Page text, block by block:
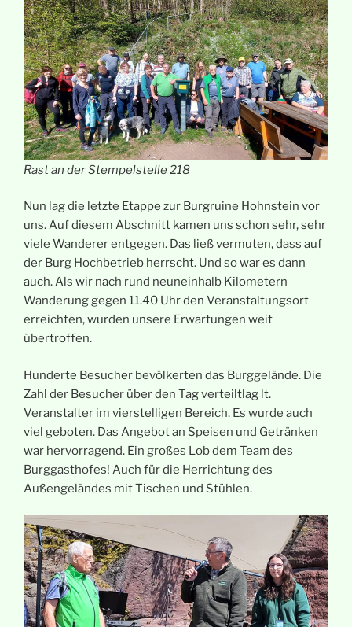
Rast an der Stempelstelle 218
Nun lag die letzte Etappe zur Burgruine Hohnstein vor
uns. Auf diesem Abschnitt kamen uns schon sehr, sehr
viele Wanderer entgegen. Das ließ vermuten, dass auf
der Burg Hochbetrieb herrscht. Und so war es dann
auch. Als wir nach rund neuneinhalb Kilometern
Wanderung gegen 11.40 Uhr den Veranstaltungsort
erreichten, wurden unsere Erwartungen weit
übertroffen.
Hunderte Besucher bevölkerten das Burggelände. Die
Zahl der Besucher über den Tag verteiltlag lt.
Veranstalter im vierstelligen Bereich. Es wurde auch
viel geboten. Das Angebot an Speisen und Getränken
war hervorragend. Ein großes Lob dem Team des
Burggasthofes! Auch für die Herrichtung des
Außengeländes mit Tischen und Stühlen.